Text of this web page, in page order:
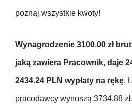
poznaj wszystkie kwoty!
Wynagrodzenie 3100.00 zł
jaką zawiera Pracownik, daje
2434.24 PLN wypłaty na rękę.
pracodawcy wynoszą 3734.88 zł.